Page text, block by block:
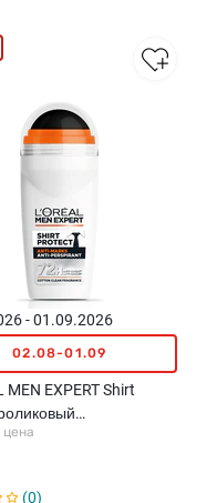
- 01.09.2026
02.08-01.09
MEN EXPERT Shirt
50мл
0